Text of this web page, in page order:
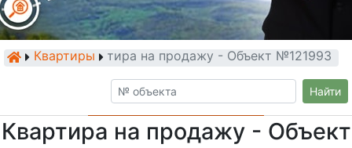
КвартирыКвартира на продажу - Объект №121993
Найти
Квартира на продажу - Объект